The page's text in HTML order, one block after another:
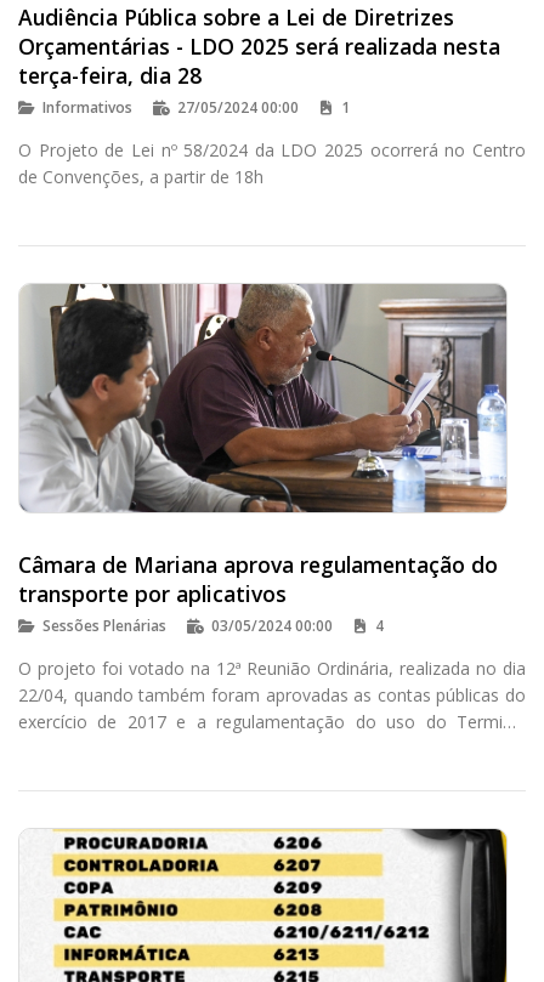
Audiência Pública sobre a Lei de Diretrizes
Orçamentárias - LDO 2025 será realizada nesta
terça-feira, dia 28
Informativos 27/05/2024 00:00 1
O Projeto de Lei nº 58/2024 da LDO 2025 ocorrerá no Centro
de Convenções, a partir de 18h
Câmara de Mariana aprova regulamentação do
transporte por aplicativos
Sessões Plenárias 03/05/2024 00:00 4
O projeto foi votado na 12ª Reunião Ordinária, realizada no dia
22/04, quando também foram aprovadas as contas públicas do
exercício de 2017 e a regulamentação do uso do Terminal